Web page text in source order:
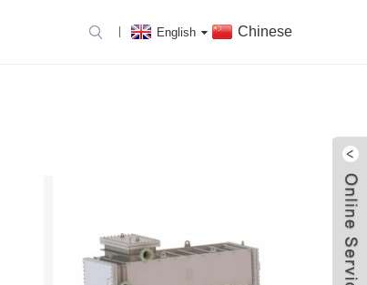
English Chinese